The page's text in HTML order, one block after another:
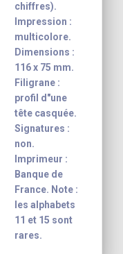
chiffres).
Impression :
multicolore.
Dimensions :
116 x 75 mm.
Filigrane :
profil d"une
tête casquée.
Signatures :
non.
Imprimeur :
Banque de
France. Note :
les alphabets
11 et 15 sont
rares.